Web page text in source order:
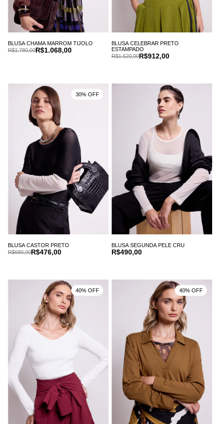
BLUSA CHAMA MARROM TIJOLO
R$1.068,00
R$1.780,00
BLUSA CELEBRAR PRETO
ESTAMPADO
R$912,00
R$1.520,00
BLUSA CASTOR PRETO
R$476,00
R$680,00
30% OFF
BLUSA SEGUNDA PELE CRU
R$490,00
40% OFF 40% OFF